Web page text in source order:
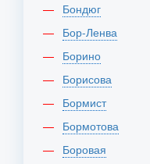
Бондюг
Бор-Ленва
Борино
Борисова
Бормист
Бормотова
Боровая